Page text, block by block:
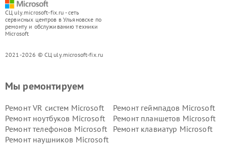
СЦ uly.microsoft-fix.ru - сеть
сервисных центров в Ульяновске по
ремонту и обслуживанию техники
Microsoft
2021-2026 © СЦ uly.microsoft-fix.ru
Мы ремонтируем
Ремонт VR систем Microsoft
Ремонт геймпадов Microsoft
Ремонт ноутбуков Microsoft
Ремонт планшетов Microsoft
Ремонт телефонов Microsoft
Ремонт клавиатур Microsoft
Ремонт наушников Microsoft